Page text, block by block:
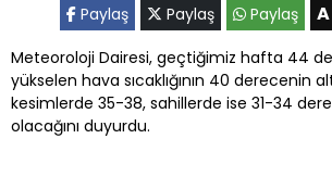
Paylaş Paylaş Paylaş A
Meteoroloji Dairesi, geçtiğimiz hafta 44
yükselen hava sıcaklığının 40 derecenin
kesimlerde 35-38, sahillerde ise 31-34
olacağını duyurdu.